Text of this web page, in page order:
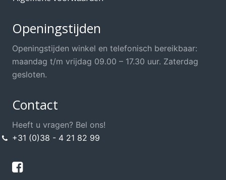
Openingstijden
Openingstijden winkel en telefonisch bereikbaar:
maandag t/m vrijdag 09.00 – 17.30 uur. Zaterdag
gesloten.
Contact
Heeft u vragen? Bel ons!
+31 (0)38 - 4 21 82 99